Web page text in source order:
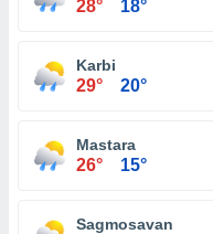
28° 18°
Karbi
29° 20°
Mastara
26° 15°
Sagmosavan